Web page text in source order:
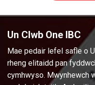
Un Clwb One IBC
Mae pedair lefel safle o
rheng elitaidd pan
cymhwyso. Mwynhewch